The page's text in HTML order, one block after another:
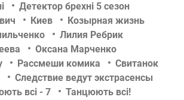
Детектор брехні 5 сезон
Киев
Козырная жизнь
Лилия Ребрик
Оксана Марченко
Рассмеши комика
Свитанок
Следствие ведут экстрасенсы
всі - 7
Танцюють всі!